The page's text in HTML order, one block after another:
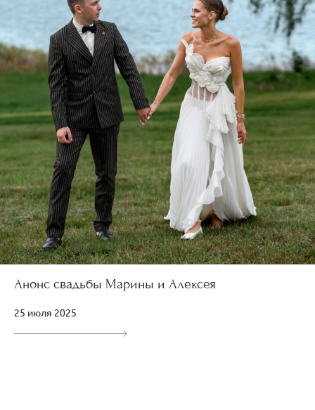
Анонс свадьбы Марины и Алексея
25 июля 2025